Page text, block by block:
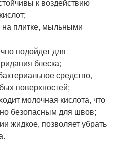
плитке, мыльными
подойдет для
блеска;
средство,
поверхностей;
молочная кислота, что
безопасным для швов;
жидкое, позволяет убрать